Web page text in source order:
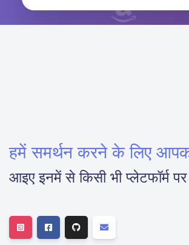
हमें समर्थन करने के लिए
आइए इनमें से किसी भी प्लेटफॉर्म